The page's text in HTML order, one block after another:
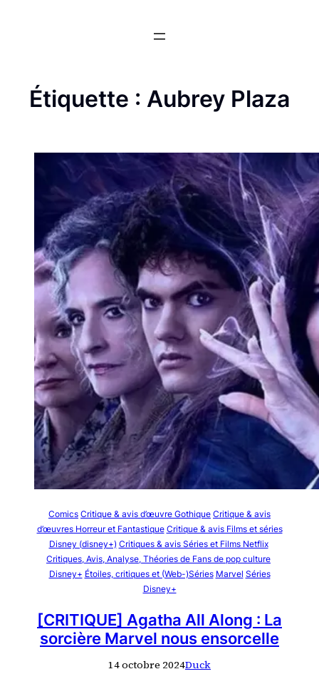
Étiquette : Aubrey Plaza
Comics Critique & avis d’œuvre Gothique Critique & avis
d’œuvres Horreur et Fantastique Critique & avis Films et séries
Disney (disney+) Critiques & avis Séries et Films Netflix
Critiques, Avis, Analyse, Théories de Fans de pop culture
Disney+ Étoiles, critiques et (Web-)Séries Marvel Séries
Disney+
[CRITIQUE] Agatha All Along : La
sorcière Marvel nous ensorcelle
14 octobre 2024Duck